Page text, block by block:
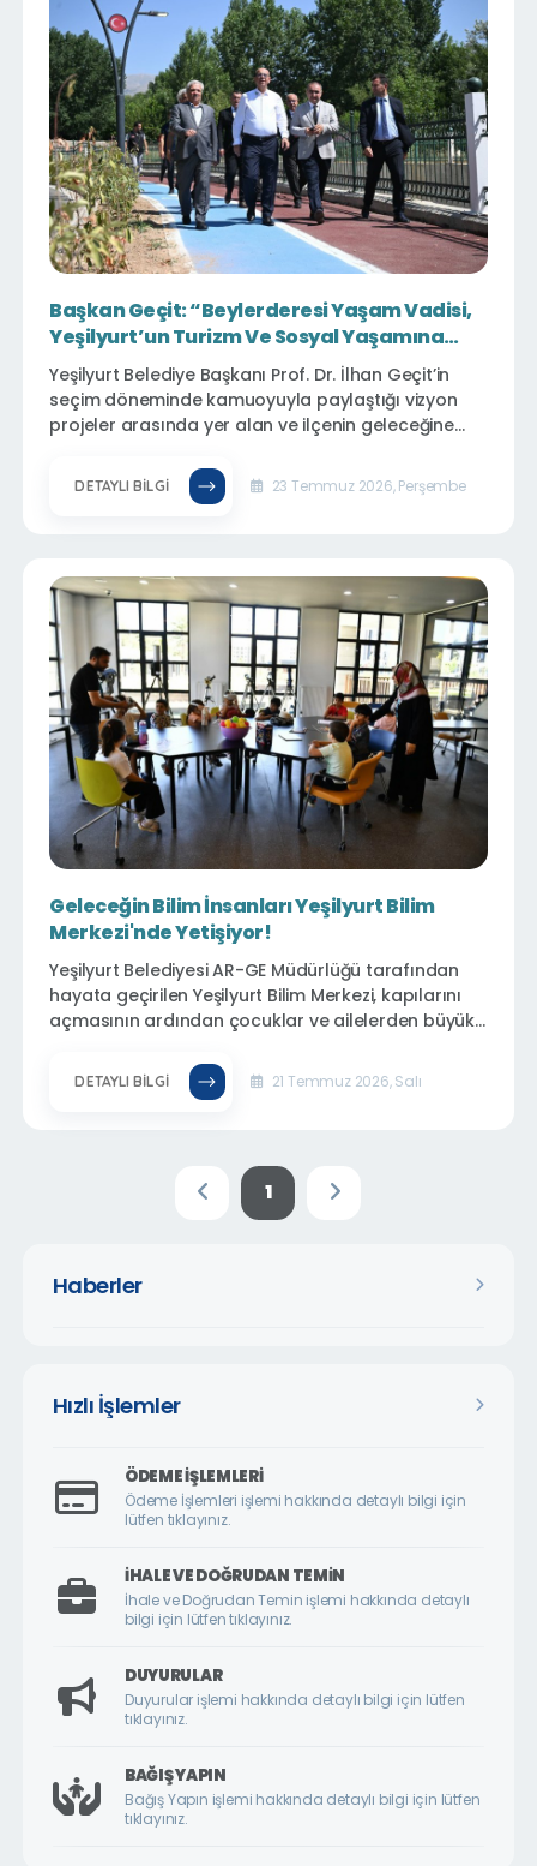
Haberler
Hızlı İşlemler
ÖDEME İŞLEMLERI
Ödeme İşlemleri işlemi hakkında detaylı bilgi için
lütfen tıklayınız.
İHALE VE DOĞRUDAN TEMIN
İhale ve Doğrudan Temin işlemi hakkında detaylı
bilgi için lütfen tıklayınız.
DUYURULAR
Duyurular işlemi hakkında detaylı bilgi için lütfen
tıklayınız.
BAĞIŞ YAPIN
Bağış Yapın işlemi hakkında detaylı bilgi için lütfen
tıklayınız.
Başkan Geçit: “Beylerderesi Yaşam Vadisi,
Yeşilyurt’un Turizm Ve Sosyal Yaşamına
Yeni Bir Soluk Getirecek”
Yeşilyurt Belediye Başkanı Prof. Dr. İlhan Geçit’in
seçim döneminde kamuoyuyla paylaştığı vizyon
projeler arasında yer alan ve ilçenin geleceğine
“Beylerderesi Yaşam Vadisi” Projesinde çalışmalar
planlanan takvim doğrultusunda aralıksız sürüyor.
DETAYLI BILGI 23 Temmuz 2026, Perşembe
Geleceğin Bilim İnsanları Yeşilyurt Bilim
Merkezi'nde Yetişiyor!
Yeşilyurt Belediyesi AR-GE Müdürlüğü tarafından
hayata geçirilen Yeşilyurt Bilim Merkezi, kapılarını
açmasının ardından çocuklar ve ailelerden büyük
Millet Bahçesi içerisindeki modern ve çok amaçlı
binada eğitim faaliyetlerine başlayan merkez, bilimi
DETAYLI BILGI 21 Temmuz 2026, Salı
1